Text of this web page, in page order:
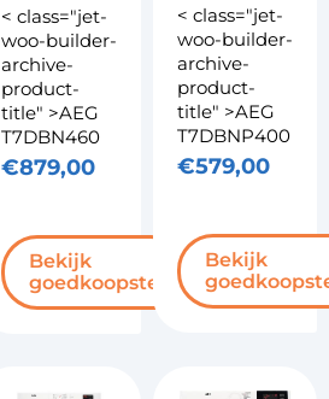
< class="jet-
woo-builder-
archive-
product-
title" >AEG
T7DBN460
€879,00
Bekijk
goedkoopste
< class="jet-
woo-builder-
archive-
product-
title" >AEG
T7DBNP400
€579,00
Bekijk